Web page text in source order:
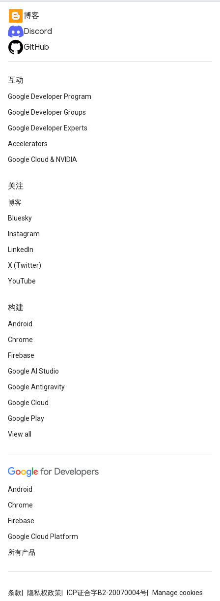
博客
Discord
GitHub
互动
Google Developer Program
Google Developer Groups
Google Developer Experts
Accelerators
Google Cloud & NVIDIA
关注
博客
Bluesky
Instagram
LinkedIn
X (Twitter)
YouTube
构建
Android
Chrome
Firebase
Google AI Studio
Google Antigravity
Google Cloud
Google Play
View all
Android
Chrome
Firebase
Google Cloud Platform
所有产品
条款 隐私权政策 ICP证合字B2-20070004号 Manage cookies